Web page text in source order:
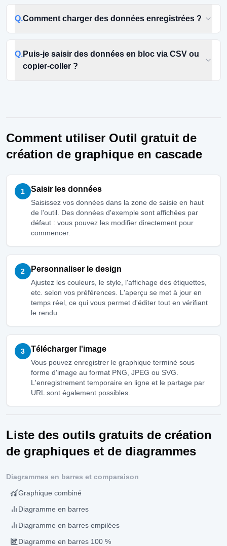
Q.Comment charger des données enregistrées ?
Q.Puis-je saisir des données en bloc via CSV ou
copier-coller ?
Comment utiliser Outil gratuit de
création de graphique en cascade
1 Saisir les données
Saisissez vos données dans la zone de saisie en haut
de l'outil. Des données d'exemple sont affichées par
défaut : vous pouvez les modifier directement pour
commencer.
2 Personnaliser le design
Ajustez les couleurs, le style, l'affichage des étiquettes,
etc. selon vos préférences. L'aperçu se met à jour en
temps réel, ce qui vous permet d'éditer tout en vérifiant
le rendu.
3 Télécharger l'image
Vous pouvez enregistrer le graphique terminé sous
forme d'image au format PNG, JPEG ou SVG.
L'enregistrement temporaire en ligne et le partage par
URL sont également possibles.
Liste des outils gratuits de création
de graphiques et de diagrammes
Diagrammes en barres et comparaison
Graphique combiné
Diagramme en barres
Diagramme en barres empilées
Diagramme en barres 100 %